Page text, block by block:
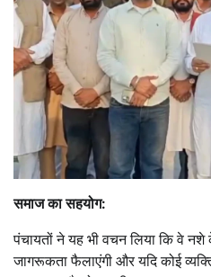
समाज का सहयोग:
पंचायतों ने यह भी वचन लिया कि वे
जागरूकता फैलाएंगी और यदि कोई